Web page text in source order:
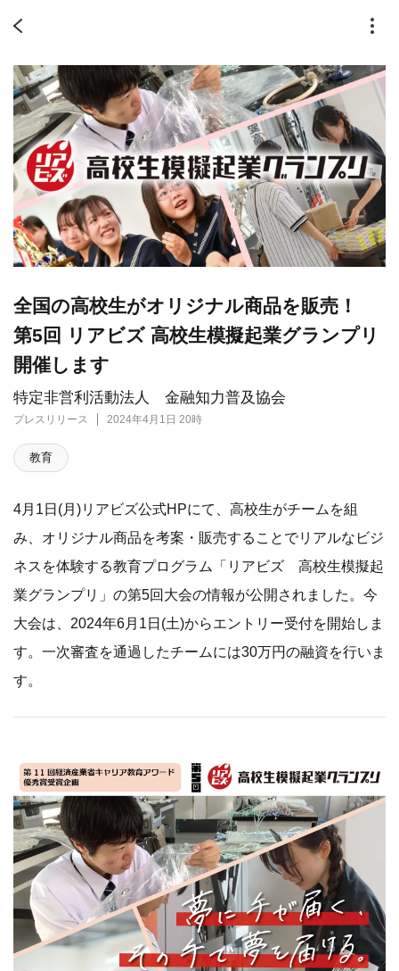
特定非営利活動法人 金融知力普及協会
プレスリリース 2024年4月1日 20時
全国の高校生がオリジナル商品を販売！
第5回 リアビズ 高校生模擬起業グランプリ
開催します
教育
4月1日(月)リアビズ公式HPにて、高校生がチームを組
み、オリジナル商品を考案・販売することでリアルなビジ
ネスを体験する教育プログラム「リアビズ 高校生模擬起
業グランプリ」の第5回大会の情報が公開されました。今
大会は、2024年6月1日(土)からエントリー受付を開始しま
す。一次審査を通過したチームには30万円の融資を行いま
す。